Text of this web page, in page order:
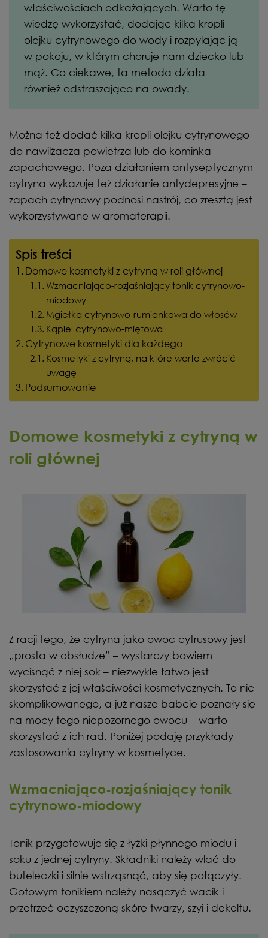
właściwościach odkażających. Warto tę
wiedzę wykorzystać, dodając kilka kropli
olejku cytrynowego do wody i rozpylając ją
w pokoju, w którym choruje nam dziecko lub
mąż. Co ciekawe, ta metoda działa
również odstraszająco na owady.
Można też dodać kilka kropli olejku cytrynowego
do nawilżacza powietrza lub do kominka
zapachowego. Poza działaniem antyseptycznym
cytryna wykazuje też działanie antydepresyjne –
zapach cytrynowy podnosi nastrój, co zresztą jest
wykorzystywane w aromaterapii.
Spis treści
Domowe kosmetyki z cytryną w roli głównej
Wzmacniająco-rozjaśniający tonik cytrynowo-
miodowy
Mgiełka cytrynowo-rumiankowa do włosów
Kąpiel cytrynowo-miętowa
Cytrynowe kosmetyki dla każdego
Kosmetyki z cytryną, na które warto zwrócić
uwagę
Podsumowanie
Domowe kosmetyki z cytryną w
roli głównej
Z racji tego, że cytryna jako owoc cytrusowy jest
„prosta w obsłudze” – wystarczy bowiem
wycisnąć z niej sok – niezwykle łatwo jest
skorzystać z jej właściwości kosmetycznych. To nic
skomplikowanego, a już nasze babcie poznały się
na mocy tego niepozornego owocu – warto
skorzystać z ich rad. Poniżej podaję przykłady
zastosowania cytryny w kosmetyce.
Wzmacniająco-rozjaśniający tonik
cytrynowo-miodowy
Tonik przygotowuje się z łyżki płynnego miodu i
soku z jednej cytryny. Składniki należy wlać do
buteleczki i silnie wstrząsnąć, aby się połączyły.
Gotowym tonikiem należy nasączyć wacik i
przetrzeć oczyszczoną skórę twarzy, szyi i dekoltu.